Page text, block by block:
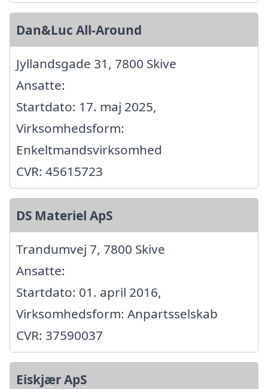
Dan&Luc All-Around
Jyllandsgade 31, 7800 Skive
Ansatte:
Startdato: 17. maj 2025,
Virksomhedsform:
Enkeltmandsvirksomhed
CVR: 45615723
DS Materiel ApS
Trandumvej 7, 7800 Skive
Ansatte:
Startdato: 01. april 2016,
Virksomhedsform: Anpartsselskab
CVR: 37590037
Eiskjær ApS